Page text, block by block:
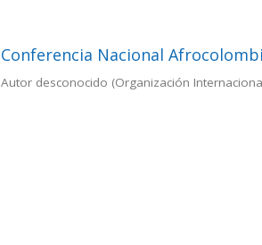
Conferencia Nacional
Autor desconocido (Organización